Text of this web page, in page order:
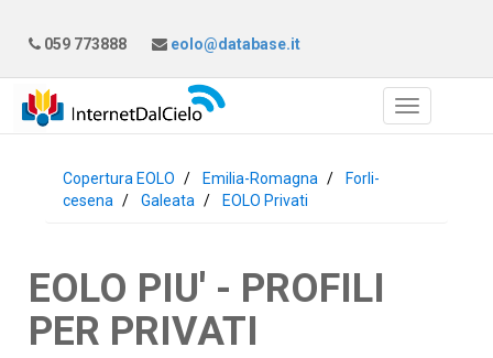
059 773888 eolo@database.it
Copertura EOLO Emilia-Romagna
Forli-
cesena
Galeata EOLO Privati
EOLO PIU' - PROFILI
PER PRIVATI